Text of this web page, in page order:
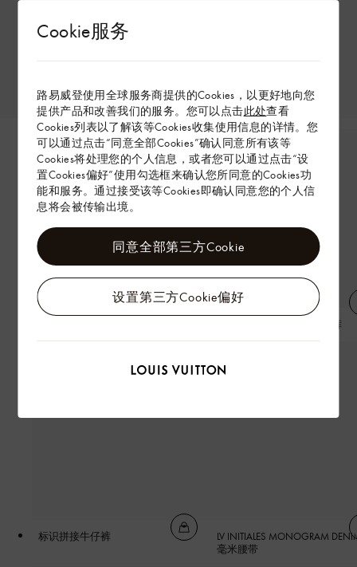
Cookie服务
路易威登使用全球服务商提供的Cookies，以更好地向您
提供产品和改善我们的服务。您可以点击此处查看
Cookies列表以了解该等Cookies收集使用信息的详情。您
可以通过点击“同意全部Cookies”确认同意所有该等
Cookies将处理您的个人信息，或者您可以通过点击“设
置Cookies偏好”使用勾选框来确认您所同意的Cookies功
能和服务。通过接受该等Cookies即确认同意您的个人信
息将会被传输出境。
设置第三方Cookie偏好
同意全部第三方Cookie
MONOGRAM 条纹平角短裤
标识拼接牛仔裤
LV INITIALES MONOGRAM
毫米腰带